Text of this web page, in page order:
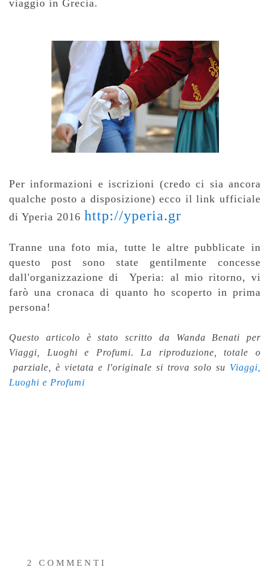
viaggio in Grecia.
Per informazioni e iscrizioni (credo ci sia ancora
qualche posto a disposizione) ecco il link ufficiale
di Yperia 2016 http://yperia.gr
Tranne una foto mia, tutte le altre pubblicate in
questo post sono state gentilmente concesse
dall'organizzazione di Yperia: al mio ritorno, vi
farò una cronaca di quanto ho scoperto in prima
persona!
Questo articolo è stato scritto da Wanda Benati per
Viaggi, Luoghi e Profumi. La riproduzione, totale o
parziale, è vietata e l'originale si trova solo su Viaggi,
Luoghi e Profumi
2 COMMENTI